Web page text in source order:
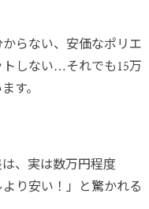
らない、安価なポリエ
しない…それでも15万
す。
、実は数万円程度
り安い！」と驚かれる